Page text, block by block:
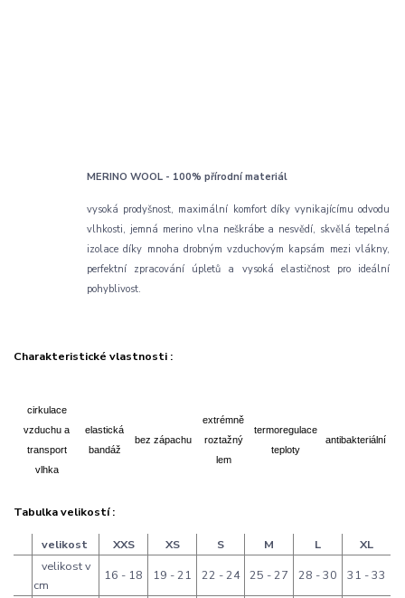
MERINO WOOL - 100% přírodní materiál
vysoká prodyšnost, maximální komfort díky vynikajícímu odvodu
vlhkosti, jemná merino vlna neškrábe a nesvědí, skvělá tepelná
izolace díky mnoha drobným vzduchovým kapsám mezi vlákny,
perfektní zpracování úpletů a vysoká elastičnost pro ideální
pohyblivost.
Charakteristické vlastnosti :
cirkulace
vzduchu a
transport
vlhka
elastická
bandáž
bez zápachu
extrémně
roztažný
lem
termoregulace
teploty
antibakteriální
Tabulka velikostí :
velikost XXS XS S M L
XL
velikost v
cm
16 - 18 19 - 21 22 - 24 25 - 27 28 - 30 31 - 33